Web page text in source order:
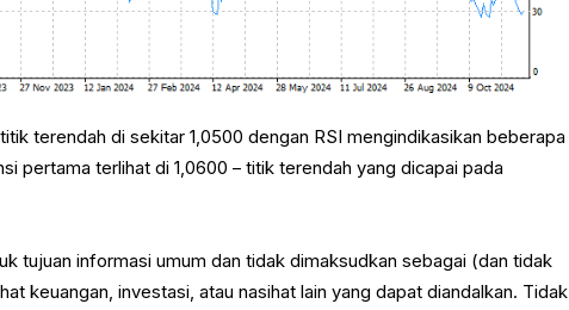
terendah di sekitar 1,0500 dengan RSI mengindikasikan beberapa
pertama terlihat di 1,0600 – titik terendah yang dicapai pada
tujuan informasi umum dan tidak dimaksudkan sebagai (dan tidak
keuangan, investasi, atau nasihat lain yang dapat diandalkan. Tidak